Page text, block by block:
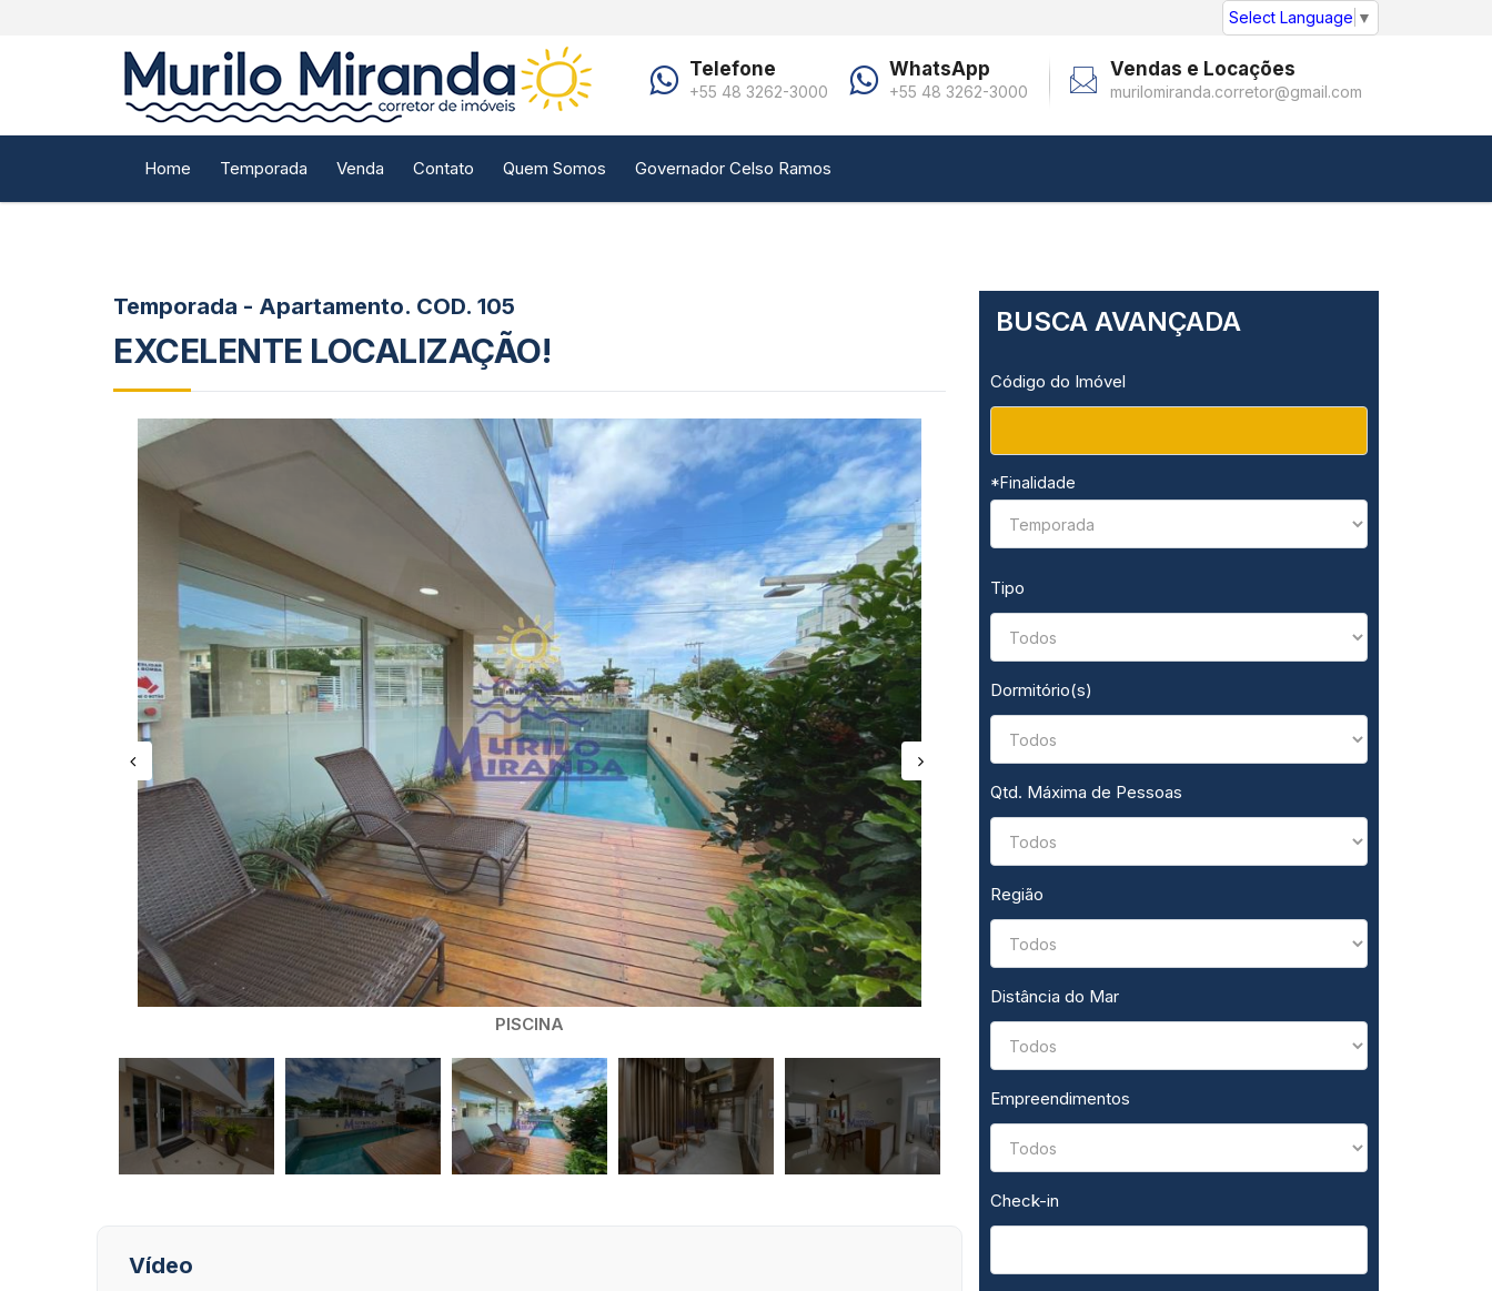
Select Language ▼
Telefone
+55 48 3262-3000
WhatsApp
+55 48 3262-3000
Vendas e Locações
murilomiranda.corretor@gmail.com
Home Temporada Venda Contato Quem Somos Governador Celso Ramos
Temporada - Apartamento. COD. 105
EXCELENTE LOCALIZAÇÃO!
PISCINA HALL DE ENTRADA
Vídeo
BUSCA AVANÇADA
Código do Imóvel
*Finalidade
Tipo
Dormitório(s)
Qtd. Máxima de Pessoas
Região
Distância do Mar
Empreendimentos
Check-in